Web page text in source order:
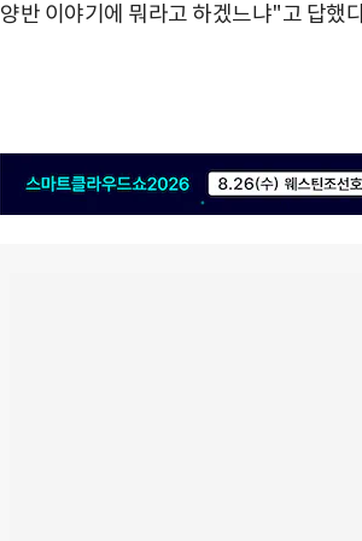
양반 이야기에 뭐라고 하겠느냐"고 답했